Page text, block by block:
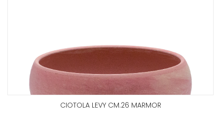
CIOTOLA LEVY CM.26 MARMOR